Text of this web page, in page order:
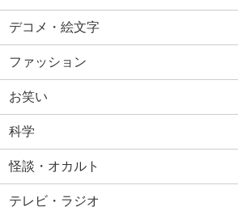
デコメ・絵文字
ファッション
お笑い
科学
怪談・オカルト
テレビ・ラジオ